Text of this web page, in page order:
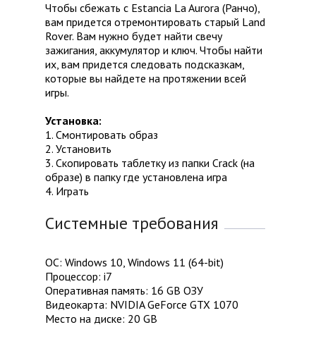
Чтобы сбежать с Estancia La Aurora (Ранчо),
вам придется отремонтировать старый Land
Rover. Вам нужно будет найти свечу
зажигания, аккумулятор и ключ. Чтобы найти
их, вам придется следовать подсказкам,
которые вы найдете на протяжении всей
игры.
Установка:
1. Смонтировать образ
2. Установить
3. Скопировать таблетку из папки Crack (на
образе) в папку где установлена игра
4. Играть
Системные требования
ОС: Windows 10, Windows 11 (64-bit)
Процессор: i7
Оперативная память: 16 GB ОЗУ
Видеокарта: NVIDIA GeForce GTX 1070
Место на диске: 20 GB